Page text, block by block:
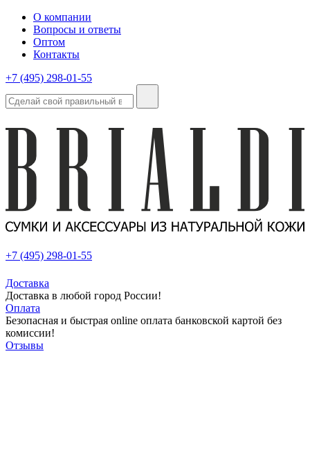
О компании
Вопросы и ответы
Оптом
Контакты
+7 (495) 298-01-55
+7 (495) 298-01-55
Доставка
Доставка в любой город России!
Оплата
Безопасная и быстрая online оплата банковской картой без
комиссии!
Отзывы